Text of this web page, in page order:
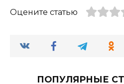
Оцените статью
ПОПУЛЯРНЫЕ